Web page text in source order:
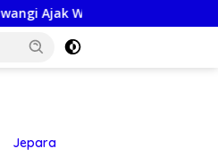
Pantai Kedunen Desa
Jepara